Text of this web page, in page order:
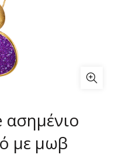
ασημένιο
με μωβ